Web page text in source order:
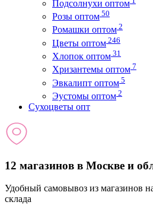
Подсолнухи оптом
Розы оптом 50
Ромашки оптом 2
Цветы оптом 246
Хлопок оптом 31
Хризантемы оптом 7
Эвкалипт оптом 5
Эустомы оптом 2
Сухоцветы опт
12 магазинов в Москве и
Удобный самовывоз из магазинов
склада